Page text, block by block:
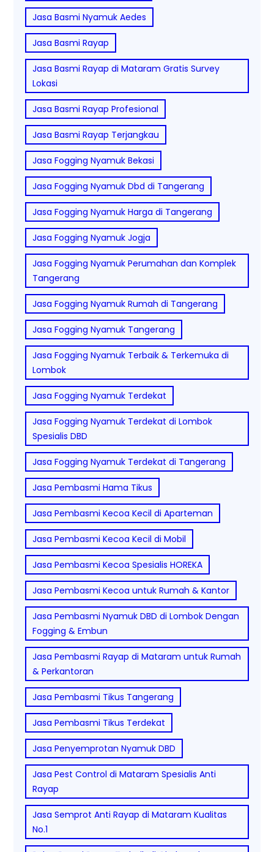
Jasa Basmi Nyamuk Aedes
Jasa Basmi Rayap
Jasa Basmi Rayap di Mataram Gratis Survey
Lokasi
Jasa Basmi Rayap Profesional
Jasa Basmi Rayap Terjangkau
Jasa Fogging Nyamuk Bekasi
Jasa Fogging Nyamuk Dbd di Tangerang
Jasa Fogging Nyamuk Harga di Tangerang
Jasa Fogging Nyamuk Jogja
Jasa Fogging Nyamuk Perumahan dan Komplek
Tangerang
Jasa Fogging Nyamuk Rumah di Tangerang
Jasa Fogging Nyamuk Tangerang
Jasa Fogging Nyamuk Terbaik & Terkemuka di
Lombok
Jasa Fogging Nyamuk Terdekat
Jasa Fogging Nyamuk Terdekat di Lombok
Spesialis DBD
Jasa Fogging Nyamuk Terdekat di Tangerang
Jasa Pembasmi Hama Tikus
Jasa Pembasmi Kecoa Kecil di Aparteman
Jasa Pembasmi Kecoa Kecil di Mobil
Jasa Pembasmi Kecoa Spesialis HOREKA
Jasa Pembasmi Kecoa untuk Rumah & Kantor
Jasa Pembasmi Nyamuk DBD di Lombok Dengan
Fogging & Embun
Jasa Pembasmi Rayap di Mataram untuk Rumah
& Perkantoran
Jasa Pembasmi Tikus Tangerang
Jasa Pembasmi Tikus Terdekat
Jasa Penyemprotan Nyamuk DBD
Jasa Pest Control di Mataram Spesialis Anti
Rayap
Jasa Semprot Anti Rayap di Mataram Kualitas
No.1